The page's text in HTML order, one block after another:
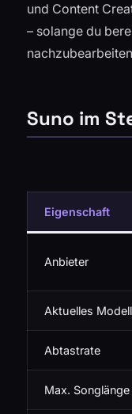
und Content
– solange du
Suno im
Eigenschaft
Anbieter
Aktuelles Modell
Abtastrate
Max. Songlänge